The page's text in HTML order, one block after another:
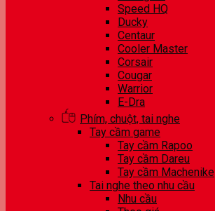
Speed HQ
Ducky
Centaur
Cooler Master
Corsair
Cougar
Warrior
E-Dra
Phím, chuột, tai nghe
Tay cầm game
Tay cầm Rapoo
Tay cầm Dareu
Tay cầm Machenike
Tai nghe theo nhu cầu
Nhu cầu